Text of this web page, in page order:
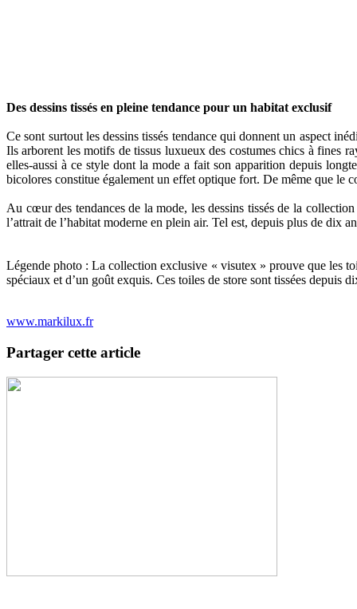
Des dessins tissés en pleine tendance pour un habitat exclusif
Ce sont surtout les dessins tissés tendance qui donnent un aspect
Ils arborent les motifs de tissus luxueux des costumes chics à fines
elles-aussi à ce style dont la mode a fait son apparition depuis
bicolores constitue également un effet optique fort. De même que le
Au cœur des tendances de la mode, les dessins tissés de la
l’attrait de l’habitat moderne en plein air. Tel est, depuis plus de dix
Légende photo : La collection exclusive « visutex » prouve que les
spéciaux et d’un goût exquis. Ces toiles de store sont tissées depuis
www.markilux.fr
Partager cette article